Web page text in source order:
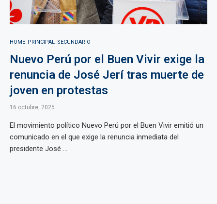
HOME_PRINCIPAL_SECUNDARIO
Nuevo Perú por el Buen Vivir exige la
renuncia de José Jerí tras muerte de
joven en protestas
16 octubre, 2025
El movimiento político Nuevo Perú por el Buen Vivir emitió un
comunicado en el que exige la renuncia inmediata del
presidente José ...